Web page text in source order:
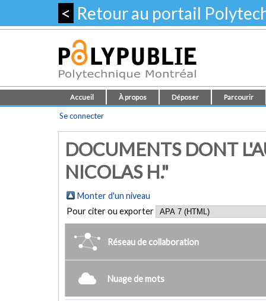
< Retour au portail
Accueil À propos Déposer Parcourir
Se connecter
DOCUMENTS DONT
NICOLAS H."
Monter d'un niveau
Pour citer ou exporter
Réseau de collaboration
Nuage de mots